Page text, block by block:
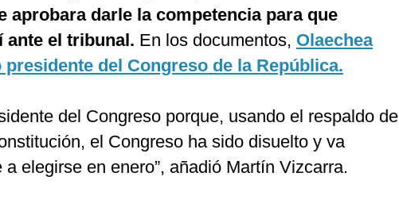
aprobara darle la competencia para que
ante el tribunal. En los documentos, Olaechea
del Congreso de la República.
del Congreso porque, usando el respaldo de
el Congreso ha sido disuelto y va
a elegirse en enero”, añadió Martín Vizcarra.